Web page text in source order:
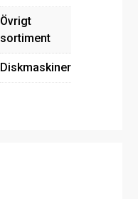
Övrigt
sortiment
Diskmaskiner